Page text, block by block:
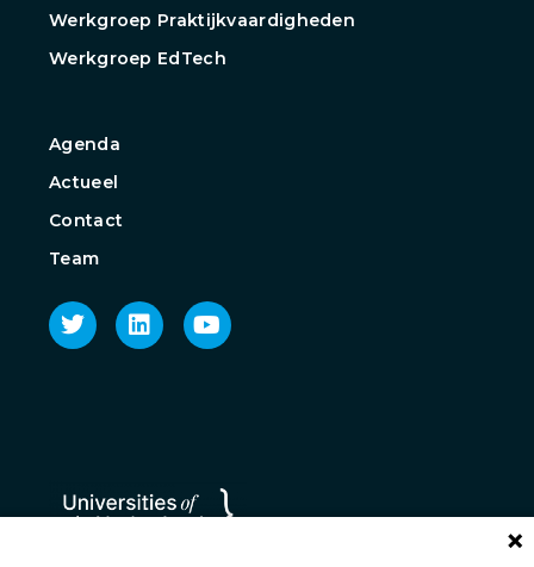
Werkgroep Praktijkvaardigheden
Werkgroep EdTech
Agenda
Actueel
Contact
Team